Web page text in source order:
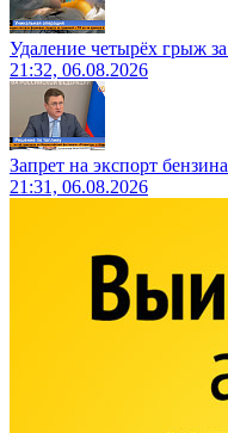
Удаление четырёх грыж
21:32, 06.08.2026
Запрет на экспорт
21:31, 06.08.2026